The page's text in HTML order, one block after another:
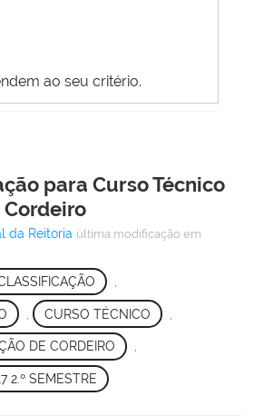
ao seu critério.
para Curso Técnico
da Reitoria última modificação em
CURSO TÉCNICO
DE CORDEIRO ,
2.º SEMESTRE